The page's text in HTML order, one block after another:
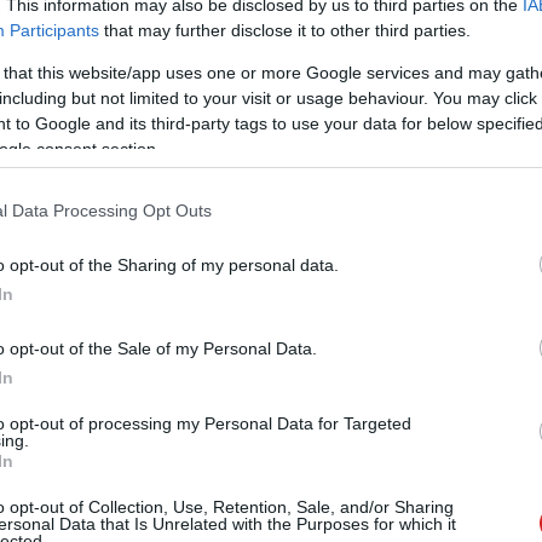
This information may also be disclosed by us to third parties on the
Participants that may further disclose it to other third parties.
that this website/app uses one or more Google services and may
but not limited to your visit or usage behaviour. You may
to Google and its third-party tags to use your data for below
consent section.
Data Processing Opt Outs
opt-out of the Sharing of my personal data.
opt-out of the Sale of my Personal Data.
opt-out of processing my Personal Data for Targeted
opt-out of Collection, Use, Retention, Sale, and/or Sharing
Data that Is Unrelated with the Purposes for which it
Tetszik
közé szorulva egy
ját próbálta